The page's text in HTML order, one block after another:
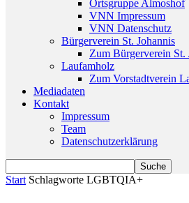
Ortsgruppe Almoshof
VNN Impressum
VNN Datenschutz
Bürgerverein St. Johannis
Zum Bürgerverein St.
Laufamholz
Zum Vorstadtverein
Mediadaten
Kontakt
Impressum
Team
Datenschutzerklärung
Start Schlagworte LGBTQIA+